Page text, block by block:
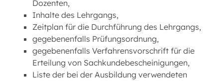
Dozenten,
Inhalte des Lehrgangs,
Zeitplan für die Durchführung des Lehrgangs,
gegebenenfalls Prüfungsordnung,
gegebenenfalls Verfahrensvorschrift für die
Erteilung von Sachkundebescheinigungen,
Liste der bei der Ausbildung verwendeten